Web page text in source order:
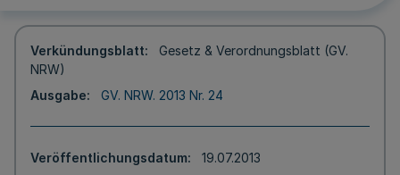
Verkündungsblatt
Gesetz & Verordnungsblatt (GV.
NRW)
Ausgabe
GV. NRW. 2013 Nr. 24
Veröffentlichungsdatum
19.07.2013